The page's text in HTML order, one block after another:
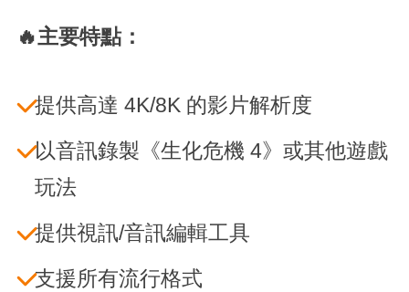
🔥主要特點：
提供高達 4K/8K 的影片解析度
以音訊錄製《生化危機 4》或其他遊戲
玩法
提供視訊/音訊編輯工具
支援所有流行格式